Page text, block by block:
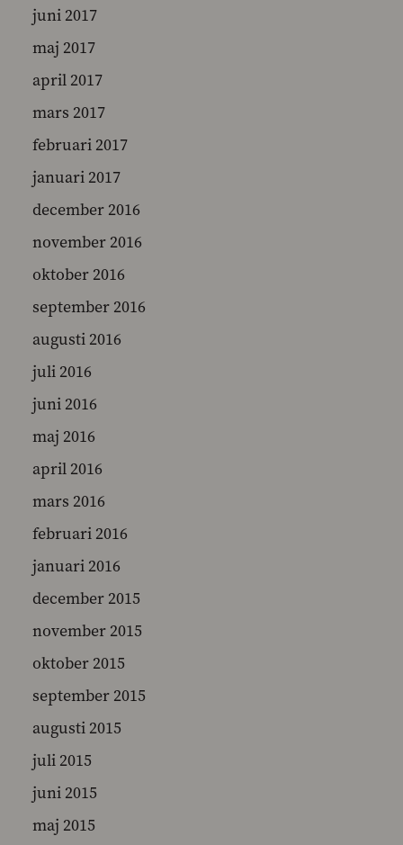
juni 2017
maj 2017
april 2017
mars 2017
februari 2017
januari 2017
december 2016
november 2016
oktober 2016
september 2016
augusti 2016
juli 2016
juni 2016
maj 2016
april 2016
mars 2016
februari 2016
januari 2016
december 2015
november 2015
oktober 2015
september 2015
augusti 2015
juli 2015
juni 2015
maj 2015